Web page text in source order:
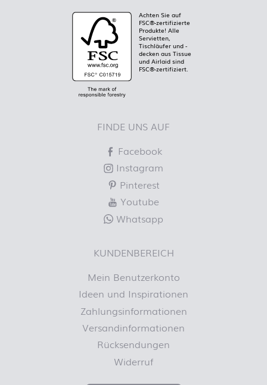
Achten Sie auf
FSC®-zertifizierte
Produkte! Alle
Servietten,
Tischläufer und -
decken aus Tissue
und Airlaid sind
FSC®-zertifiziert.
FINDE UNS AUF
Facebook
Instagram
Pinterest
Youtube
Whatsapp
KUNDENBEREICH
Mein Benutzerkonto
Ideen und Inspirationen
Zahlungsinformationen
Versandinformationen
Rücksendungen
Widerruf